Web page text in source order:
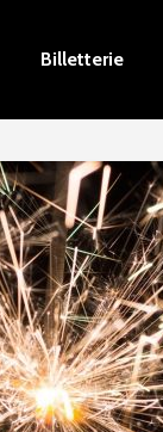
Billetterie